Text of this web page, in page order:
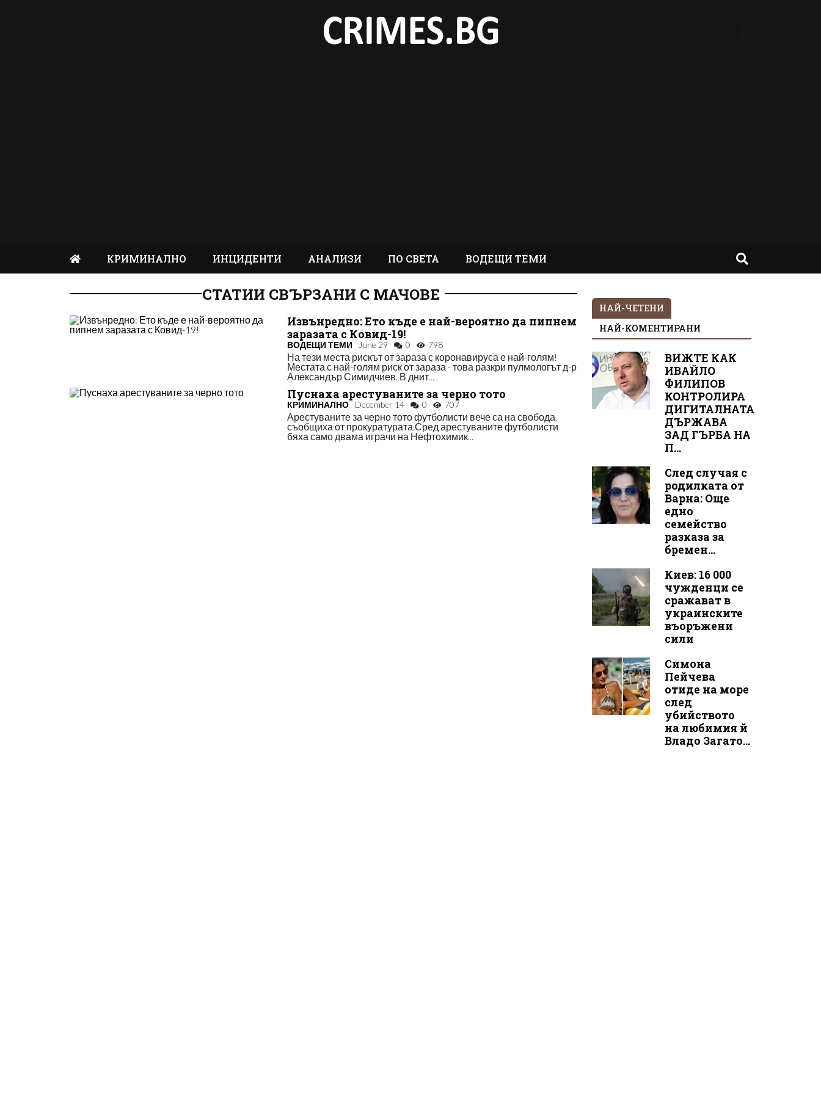
КРИМИНАЛНО ИНЦИДЕНТИ АНАЛИЗИ ПО СВЕТА ВОДЕЩИ ТЕМИ
СТАТИИ СВЪРЗАНИ С МАЧОВЕ
Извънредно: Ето къде е най-вероятно да пипнем
заразата с Ковид-19!
ВОДЕЩИ ТЕМИ June 29 0 798
На тези места рискът от зараза с коронавируса е най-голям!
Местата с най-голям риск от зараза - това разкри пулмологът д-р
Александър Симидчиев. В днит...
Пуснаха арестуваните за черно тото
КРИМИНАЛНО December 14 0 707
Арестуваните за черно тото футболисти вече са на свобода,
съобщиха от прокуратурата.Сред арестуваните футболисти
бяха само двама играчи на Нефтохимик...
НАЙ-ЧЕТЕНИ
НАЙ-КОМЕНТИРАНИ
ВИЖТЕ КАК
ИВАЙЛО
ФИЛИПОВ
КОНТРОЛИРА
ДИГИТАЛНАТА
ДЪРЖАВА
ЗАД ГЪРБА НА
П...
След случая с
родилката от
Варна: Още
едно
семейство
разказа за
бремен...
Киев: 16 000
чужденци се
сражават в
украинските
въоръжени
сили
Симона
Пейчева
отиде на море
след
убийството
на любимия й
Владо Загато...